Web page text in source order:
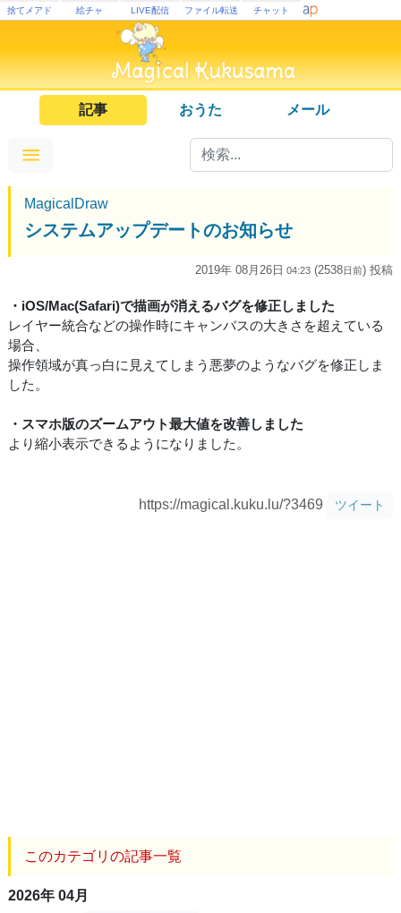
捨てメアド 絵チャ LIVE配信 ファイル転送 チャット
記事 おうた メール
MagicalDraw
システムアップデートのお知らせ
2019年 08月26日 04:23 (2538日前) 投稿
・iOS/Mac(Safari)で描画が消えるバグを修正しました
レイヤー統合などの操作時にキャンバスの大きさを超えている
場合、
操作領域が真っ白に見えてしまう悪夢のようなバグを修正しま
した。
・スマホ版のズームアウト最大値を改善しました
より縮小表示できるようになりました。
https://magical.kuku.lu/?3469 ツイート
このカテゴリの記事一覧
2026年 04月